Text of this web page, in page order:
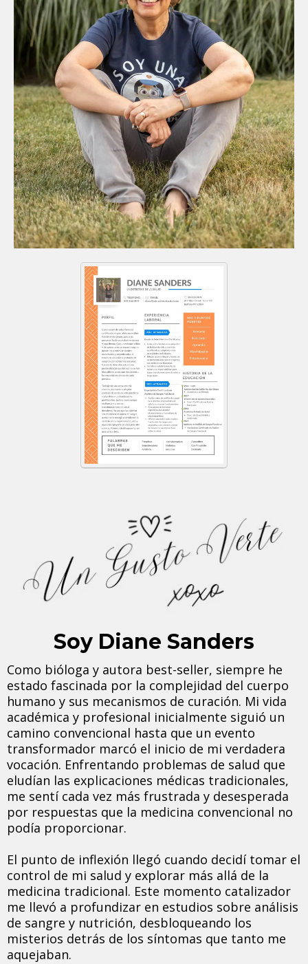
Soy Diane Sanders
Como bióloga y autora best-seller, siempre he
estado fascinada por la complejidad del cuerpo
humano y sus mecanismos de curación. Mi vida
académica y profesional inicialmente siguió un
camino convencional hasta que un evento
transformador marcó el inicio de mi verdadera
vocación. Enfrentando problemas de salud que
eludían las explicaciones médicas tradicionales,
me sentí cada vez más frustrada y desesperada
por respuestas que la medicina convencional no
podía proporcionar.
El punto de inflexión llegó cuando decidí tomar el
control de mi salud y explorar más allá de la
medicina tradicional. Este momento catalizador
me llevó a profundizar en estudios sobre análisis
de sangre y nutrición, desbloqueando los
misterios detrás de los síntomas que tanto me
aquejaban.